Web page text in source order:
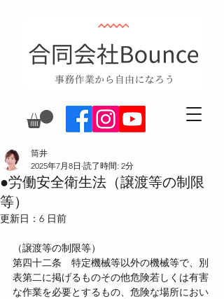
●労働安全衛生法（譲渡等の制限
等）
筒井
2025年7月8日 読了時間: 2分
更新日： 6 日前
（譲渡等の制限等）
第四十二条　特定機械等以外の機械等で、別
表第二に掲げるものその他危険若しくは有害
な作業を必要とするもの、危険な場所におい